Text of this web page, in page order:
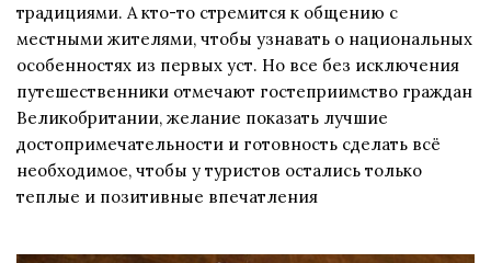
традициями. А кто-то стремится к общению с
местными жителями, чтобы узнавать о национальных
особенностях из первых уст. Но все без исключения
путешественники отмечают гостеприимство граждан
Великобритании, желание показать лучшие
достопримечательности и готовность сделать всё
необходимое, чтобы у туристов остались только
теплые и позитивные впечатления